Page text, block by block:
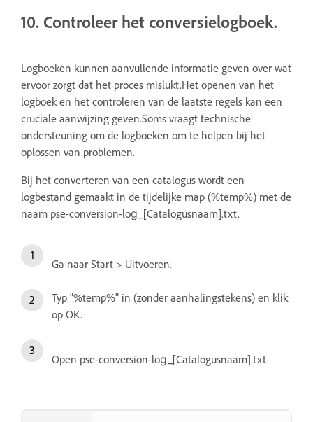
10. Controleer het conversielogboek.
Logboeken kunnen aanvullende informatie geven over wat
ervoor zorgt dat het proces mislukt.Het openen van het
logboek en het controleren van de laatste regels kan een
cruciale aanwijzing geven.Soms vraagt technische
ondersteuning om de logboeken om te helpen bij het
oplossen van problemen.
Bij het converteren van een catalogus wordt een
logbestand gemaakt in de tijdelijke map (%temp%) met de
naam pse-conversion-log_[Catalogusnaam].txt.
Ga naar Start > Uitvoeren.
Typ "%temp%" in (zonder aanhalingstekens) en klik
op OK.
Open pse-conversion-log_[Catalogusnaam].txt.